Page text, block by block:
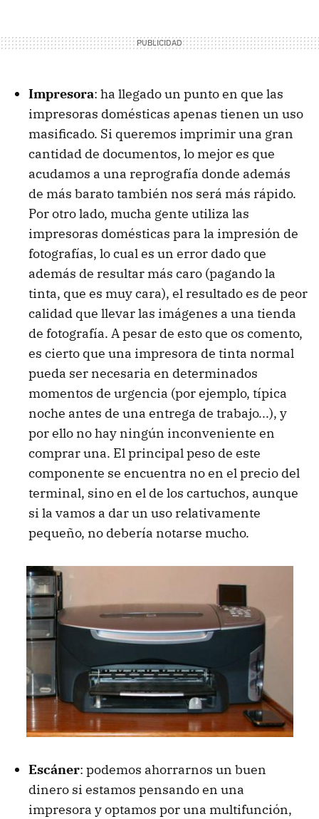
Impresora: ha llegado un punto en que las
impresoras domésticas apenas tienen un uso
masificado. Si queremos imprimir una gran
cantidad de documentos, lo mejor es que
acudamos a una reprografía donde además
de más barato también nos será más rápido.
Por otro lado, mucha gente utiliza las
impresoras domésticas para la impresión de
fotografías, lo cual es un error dado que
además de resultar más caro (pagando la
tinta, que es muy cara), el resultado es de peor
calidad que llevar las imágenes a una tienda
de fotografía. A pesar de esto que os comento,
es cierto que una impresora de tinta normal
pueda ser necesaria en determinados
momentos de urgencia (por ejemplo, típica
noche antes de una entrega de trabajo...), y
por ello no hay ningún inconveniente en
comprar una. El principal peso de este
componente se encuentra no en el precio del
terminal, sino en el de los cartuchos, aunque
si la vamos a dar un uso relativamente
pequeño, no debería notarse mucho.
Escáner: podemos ahorrarnos un buen
dinero si estamos pensando en una
impresora y optamos por una multifunción,